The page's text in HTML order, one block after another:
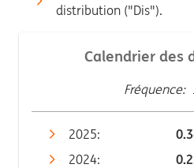
distribution ("Dis").
Calendrier des
Fréquence:
2025:
2024: